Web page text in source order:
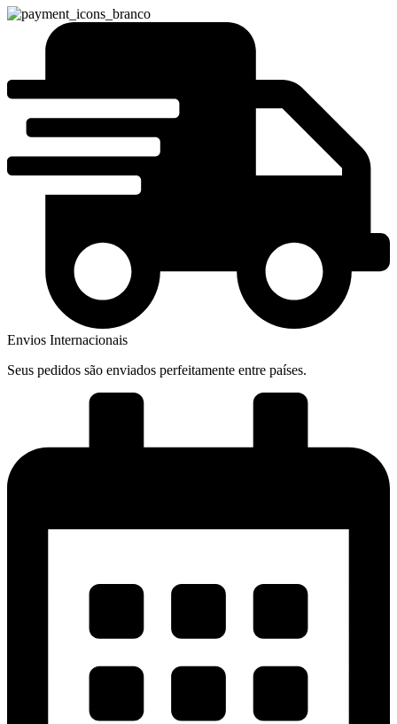
Envios Internacionais
Seus pedidos são enviados perfeitamente entre países.